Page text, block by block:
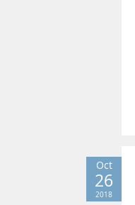
Oct
26
2018